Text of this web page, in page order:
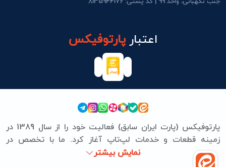
اعتبارپارتوفیکس
پارتوفیکس (پارت ایران سابق) فعالیت خود را از سال 1389 در
زمینه قطعات و خدمات لپ‌تاپ آغاز کرد. ما با تخصص در
نمایش بیشتر